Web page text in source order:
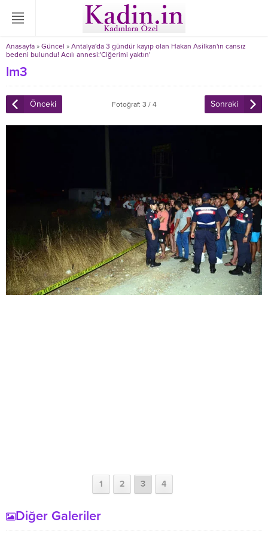
Anasayfa » Güncel » Antalya'da 3 gündür kayıp olan Hakan Asilkan'ın cansız
bedeni bulundu! Acılı annesi:'Ciğerimi yaktın'
lm3
Önceki Fotoğraf: 3 / 4 Sonraki
1 2 3 4
Diğer Galeriler